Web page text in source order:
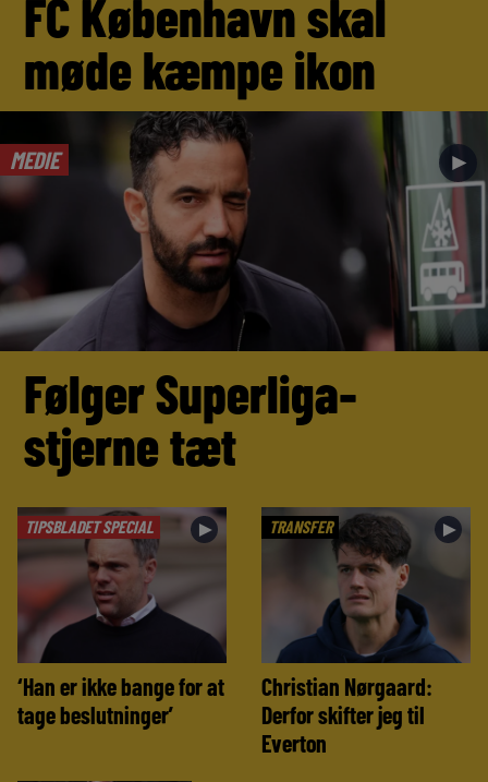
FC København skal
møde kæmpe ikon
MEDIE ►
Følger Superliga-
stjerne tæt
TIPSBLADET SPECIAL ►
‘Han er ikke bange for at
tage beslutninger’
TRANSFER ►
Christian Nørgaard:
Derfor skifter jeg til
Everton